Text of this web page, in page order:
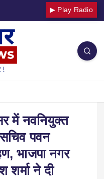
▶ Play Radio
में नवनियुक्त
पवन
भाजपा नगर
शर्मा ने दी